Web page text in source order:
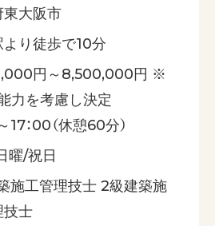
東大阪市
より徒歩で10分
円～8,500,000円 ※
力を考慮し決定
17：00（休憩60分）
曜/祝日
施工管理技士 2級建築施
技士